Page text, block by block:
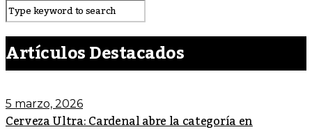
Artículos Destacados
5 marzo, 2026
Cerveza Ultra: Cardenal abre la categoría en